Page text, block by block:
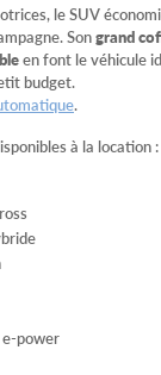
le SUV
Songrand
en font le véhicule
budget.
.
à la location :
e-power